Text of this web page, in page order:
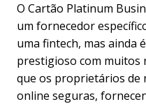
O Cartão Platinum
um fornecedor
uma fintech, mas ainda
prestigioso com muitos
que os proprietários de
online seguras,